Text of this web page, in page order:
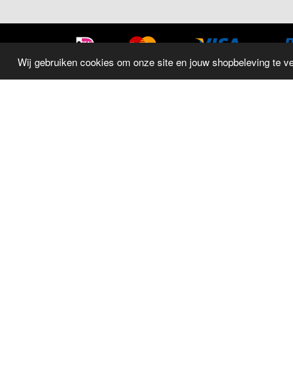
Wij gebruiken cookies om onze site en jouw shopbeleving te